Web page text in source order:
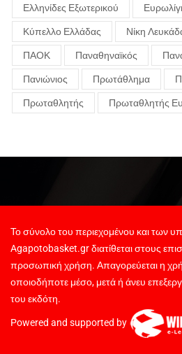
Ελληνίδες Εξωτερικού
Κύπελλο Ελλάδας Νίκη
ΠΑΟΚ Παναθηναϊκός
Πανιώνιος Πρωτάθλημα
Πρωταθλητής Πρωταθλητής
Το σύνολο του περιεχομένου και των
Agapotobasket.gr διατίθεται στους
προσωπική χρήση. Απαγορεύεται η
οποιοδήποτε μέσο, μετά ή άνευ
του εκδότη.
Powered and supported by